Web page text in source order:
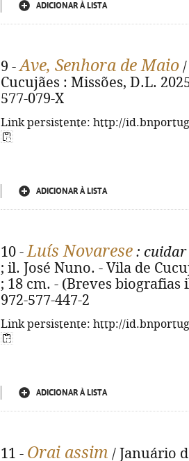
ADICIONAR À LISTA
9 -Ave, Senhora de Maio
Cucujães : Missões, D.L.
577-079-X
Link persistente: http://
ADICIONAR À LISTA
10 -Luís Novarese : cuidar
; il. José Nuno. - Vila de
; 18 cm. - (Breves biografias
972-577-447-2
Link persistente: http://
ADICIONAR À LISTA
11 - Orai assim / Januário